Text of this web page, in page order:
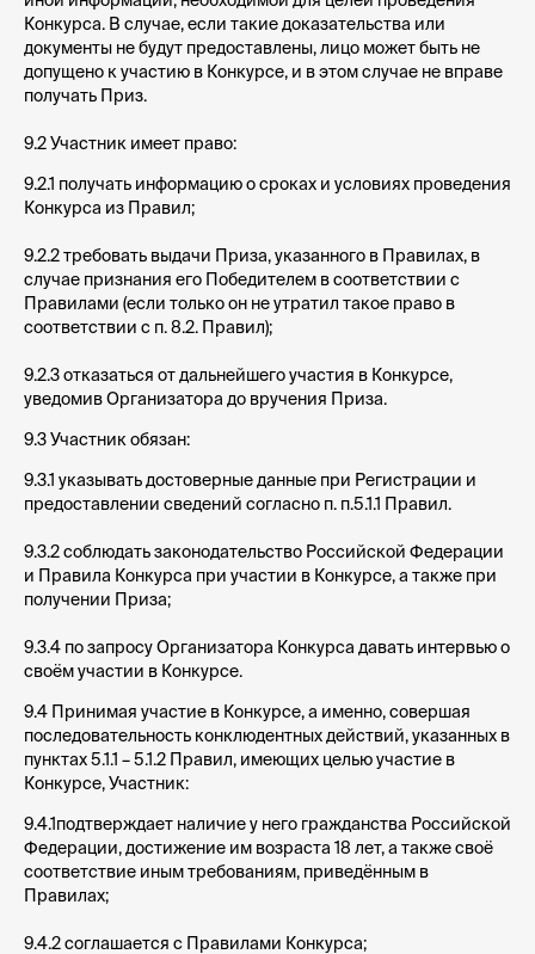
Конкурса. В случае, если такие доказательства или
документы не будут предоставлены, лицо может быть не
допущено к участию в Конкурсе, и в этом случае не вправе
получать Приз.
9.2 Участник имеет право:
9.2.1 получать информацию о сроках и условиях проведения
Конкурса из Правил;
9.2.2 требовать выдачи Приза, указанного в Правилах, в
случае признания его Победителем в соответствии с
Правилами (если только он не утратил такое право в
соответствии с п. 8.2. Правил);
9.2.3 отказаться от дальнейшего участия в Конкурсе,
уведомив Организатора до вручения Приза.
9.3 Участник обязан:
9.3.1 указывать достоверные данные при Регистрации и
предоставлении сведений согласно п. п.5.1.1 Правил.
9.3.2 соблюдать законодательство Российской Федерации
и Правила Конкурса при участии в Конкурсе, а также при
получении Приза;
9.3.4 по запросу Организатора Конкурса давать интервью о
своём участии в Конкурсе.
9.4 Принимая участие в Конкурсе, а именно, совершая
последовательность конклюдентных действий, указанных в
пунктах 5.1.1 – 5.1.2 Правил, имеющих целью участие в
Конкурсе, Участник:
9.4.1подтверждает наличие у него гражданства Российской
Федерации, достижение им возраста 18 лет, а также своё
соответствие иным требованиям, приведённым в
Правилах;
9.4.2 соглашается с Правилами Конкурса;